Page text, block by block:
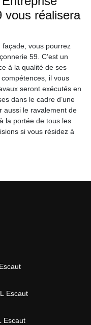
vous réalisera
vous pourrez
59. C’est un
à la qualité de ses
il vous
seront exécutés en
dans le cadre d’une
aussi le ravalement de
la portée de tous les
si vous résidez à
Escaut
Escaut